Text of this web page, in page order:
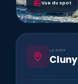
Vue du spot
LE SPOT
Cluny